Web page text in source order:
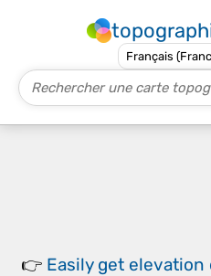
👉 Easily get elevation